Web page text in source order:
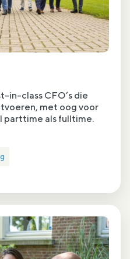
in-class CFO’s die
met oog voor
parttime als fulltime.